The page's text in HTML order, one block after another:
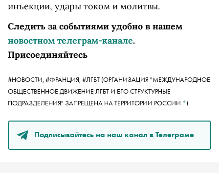
инъекции, удары током и молитвы.
Следить за событиями удобно в нашем
новостном телеграм-канале.
Присоединяйтесь
#НОВОСТИ, #ФРАНЦИЯ, #ЛГБТ (ОРГАНИЗАЦИЯ "МЕЖДУНАРОДНОЕ
ОБЩЕСТВЕННОЕ ДВИЖЕНИЕ ЛГБТ И ЕГО СТРУКТУРНЫЕ
ПОДРАЗДЕЛЕНИЯ" ЗАПРЕЩЕНА НА ТЕРРИТОРИИ РОССИИ *)
Подписывайтесь на наш канал в Телеграме